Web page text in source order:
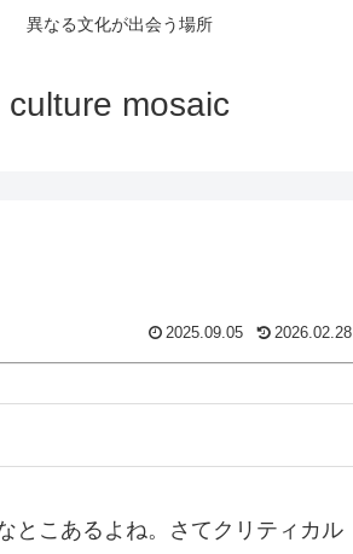
異なる文化が出会う場所
culture mosaic
2025.09.05 2026.02.28
とこあるよね。さてクリティカル